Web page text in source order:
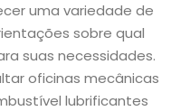
uma variedade de
sobre qual
suas necessidades.
oficinas mecânicas
lubrificantes